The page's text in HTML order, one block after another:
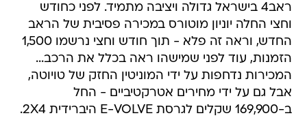
ראב4 בישראל גדולה ויציבה מתמיד. לפני כחודש
וחצי החלה יוניון מוטורס במכירה פסיבית של הראב
החדש, וראה זה פלא - תוך חודש וחצי נרשמו 1,500
הזמנות, עוד לפני שמישהו ראה בכלל את הרכב...
המכירות נדחפות על ידי המוניטין החזק של טויוטה,
אבל גם על ידי מחירים אטרקטיביים - החל
ב-169,900 שקלים לגרסת E-VOLVE היברידית 2X4.